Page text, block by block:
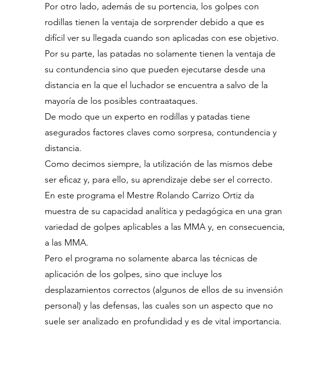
Por otro lado, además de su portencia, los golpes con
rodillas tienen la ventaja de sorprender debido a que es
difícil ver su llegada cuando son aplicadas con ese objetivo.
Por su parte, las patadas no solamente tienen la ventaja de
su contundencia sino que pueden ejecutarse desde una
distancia en la que el luchador se encuentra a salvo de la
mayoría de los posibles contraataques.
De modo que un experto en rodillas y patadas tiene
asegurados factores claves como sorpresa, contundencia y
distancia.
Como decimos siempre, la utilización de las mismos debe
ser eficaz y, para ello, su aprendizaje debe ser el correcto.
En este programa el Mestre Rolando Carrizo Ortiz da
muestra de su capacidad analítica y pedagógica en una gran
variedad de golpes aplicables a las MMA y, en consecuencia,
a las MMA.
Pero el programa no solamente abarca las técnicas de
aplicación de los golpes, sino que incluye los
desplazamientos correctos (algunos de ellos de su invensión
personal) y las defensas, las cuales son un aspecto que no
suele ser analizado en profundidad y es de vital importancia.